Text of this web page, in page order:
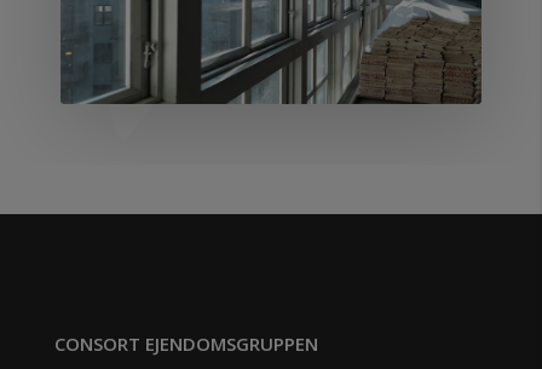
CONSORT EJENDOMSGRUPPEN